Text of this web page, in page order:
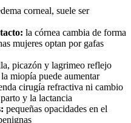
corneal, suele ser
la córnea cambia de forma
mujeres optan por gafas
picazón y lagrimeo reflejo
la miopía puede aumentar
cirugía refractiva ni cambio
y la lactancia
pequeñas opacidades en el